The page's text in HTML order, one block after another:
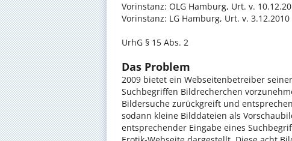
Vorinstanz: OLG Hamburg, Urt. v.
Vorinstanz: LG Hamburg, Urt. v.
UrhG § 15 Abs. 2
Das Problem
2009 bietet ein Webseitenbetreiber
Suchbegriffen Bildrecherchen
Bildersuche zurückgreift und
sodann kleine Bilddateien als
entsprechender Eingabe eines